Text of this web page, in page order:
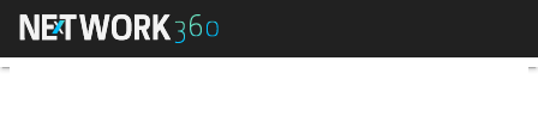
“Smart city, ecco le reti per